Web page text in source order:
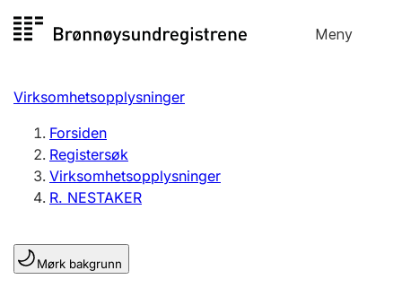
til
Meny
Registersøk
Aksjeselskap
Enkeltpersonforetak
Registrere, endre, slette
Lag og forening
Virksomhetsopplysninger
Forsiden
Registersøk
Virksomhetsopplysninger
R. NESTAKER
Mørk bakgrunn